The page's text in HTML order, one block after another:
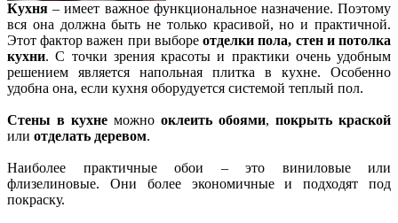
Кухня – имеет важное функциональное назначение. Поэтому
вся она должна быть не только красивой, но и практичной.
Этот фактор важен при выбореотделки пола, стен и потолка
кухни. С точки зрения красоты и практики очень удобным
решением является напольная плитка в кухне. Особенно
удобна она, если кухня оборудуется системой теплый пол.
Стены в кухне можно оклеить обоями, покрыть краской
или отделать деревом.
Наиболее практичные обои – это виниловые или
флизелиновые. Они более экономичные и подходят под
покраску.